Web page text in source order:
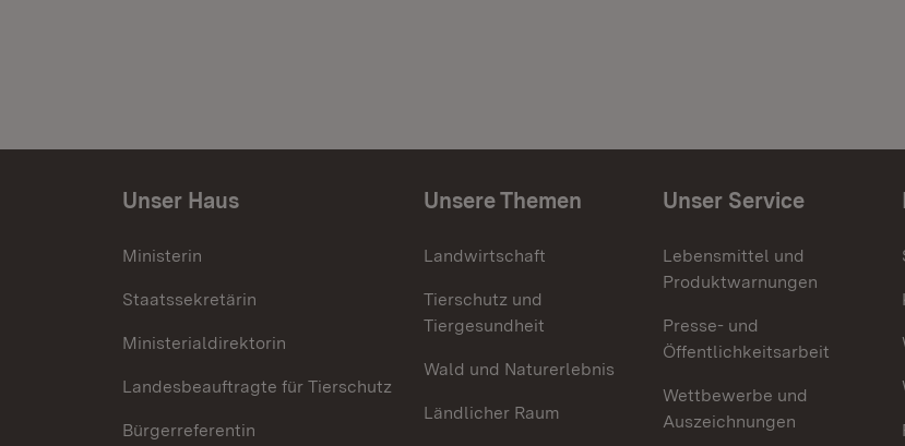
Unser Haus
Ministerin
Staatssekretärin
Ministerialdirektorin
Landesbeauftragte für Tierschutz
Bürgerreferentin
Unsere Themen
Landwirtschaft
Tierschutz und
Tiergesundheit
Wald und Naturerlebnis
Ländlicher Raum
Unser Service
Lebensmittel und
Produktwarnungen
Presse- und
Öffentlichkeitsarbeit
Wettbewerbe und
Auszeichnungen